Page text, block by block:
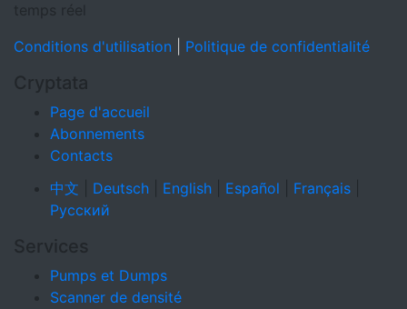
temps réel
Conditions d'utilisation
Politique de confidentialité
Cryptata
Page d'accueil
Abonnements
Contacts
中文
Deutsch English Español Français
Русский
Services
Pumps et Dumps
Scanner de densité